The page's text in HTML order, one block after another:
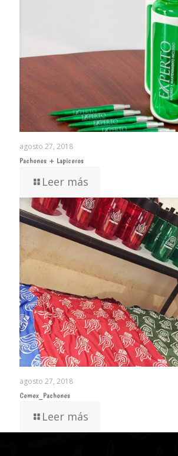
agosto 27, 2018
Pachones + Lapiceros
Leer más
agosto 27, 2018
Cemex_Pachones
Leer más